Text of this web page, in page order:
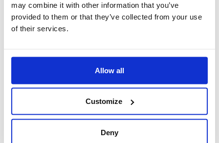
may combine it with other information that you’ve
provided to them or that they’ve collected from your use
of their services.
Allow all
Customize
Deny